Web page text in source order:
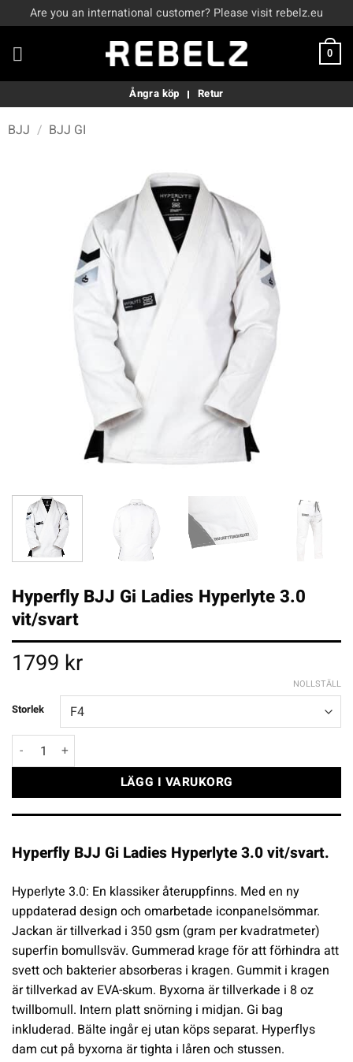
to
content
Are you an international customer? Please visit rebelz.eu
0
Ångra köp Retur
BJJ / BJJ GI
Hyperfly BJJ Gi Ladies Hyperlyte 3.0
vit/svart
1799 kr
Storlek
NOLLSTÄLL
Hyperfly BJJ Gi Ladies Hyperlyte 3.0 vit/svart mängd
LÄGG I VARUKORG
Hyperfly BJJ Gi Ladies Hyperlyte 3.0 vit/svart.
Hyperlyte 3.0: En klassiker återuppfinns. Med en ny
uppdaterad design och omarbetade iconpanelsömmar.
Jackan är tillverkad i 350 gsm (gram per kvadratmeter)
superfin bomullsväv. Gummerad krage för att förhindra att
svett och bakterier absorberas i kragen. Gummit i kragen
är tillverkad av EVA-skum. Byxorna är tillverkade i 8 oz
twillbomull. Intern platt snörning i midjan. Gi bag
inkluderad. Bälte ingår ej utan köps separat. Hyperflys
dam cut på byxorna är tighta i låren och stussen.